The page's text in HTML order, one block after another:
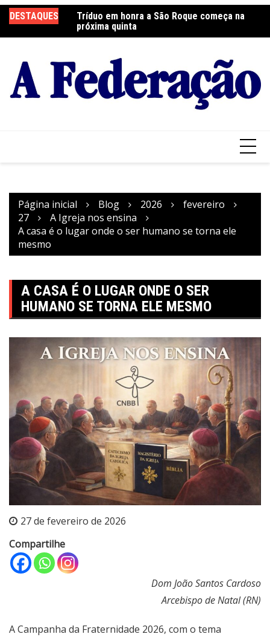
para
o
DESTAQUES
Tríduo em honra a São Roque começa na
próxima quinta
Franciscanos Seculares realizam ação
solidária
Página inicial Blog 2026
fevereiro
27
A Igreja nos ensina
A casa é o lugar onde o ser humano se torna ele
mesmo
A CASA É O LUGAR ONDE O SER
HUMANO SE TORNA ELE MESMO
27 de fevereiro de 2026
Compartilhe
Dom João Santos Cardoso
Arcebispo de Natal (RN)
A Campanha da Fraternidade 2026, com o tema